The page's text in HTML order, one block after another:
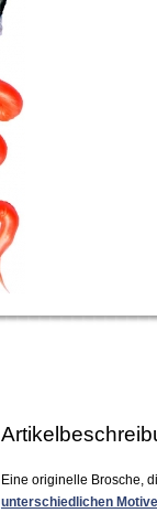
Eine originelle Brosche,
unterschiedlichen